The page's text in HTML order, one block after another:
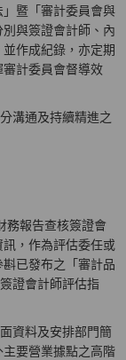
」暨「審計委員會與
與簽證會計師、內
作成紀錄，亦定期
計委員會督導效
溝通及持續精進之
務報告查核簽證會
，作為評估委任或
已發布之「審計品
證會計師評估指
資料及安排部門簡
要營業據點之高階